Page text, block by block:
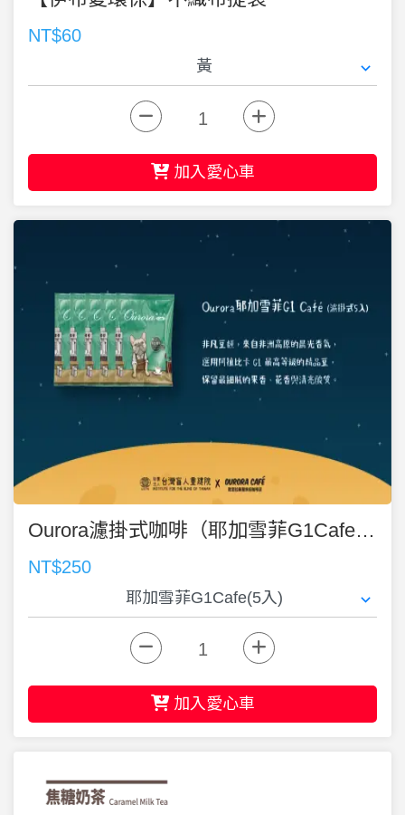
NT$60
加入愛心車
Ourora濾掛式咖啡（耶加雪菲G1Cafe)12g × 5 入
NT$250
加入愛心車